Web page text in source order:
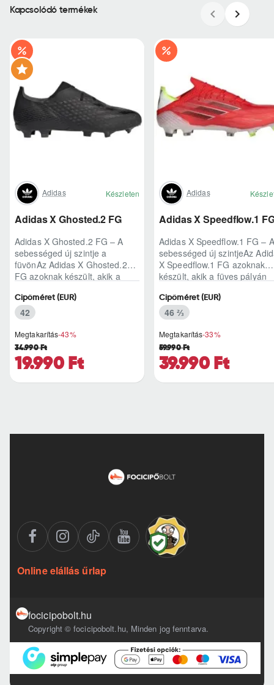
Kapcsolódó termékek
Adidas Készleten
Adidas X Ghosted.2 FG
Adidas X Ghosted.2 FG – A
sebességed új szintje a
füvönAz Adidas X Ghosted.2
FG azoknak készült, akik a
pillanataiban is azonnal r..
Megtakarítás-43%
19.990 Ft
34.990 Ft
Cipőméret (EUR)
42
Adidas
Adidas X Speedflow.1
Adidas X Speedflow.1 FG – A
sebességed új szintjeAz
X Speedflow.1 FG azoknak
készült, akik a füves pályán
ritmust diktál..
Megtakarítás-33%
39.990 Ft
59.990 Ft
Cipőméret (EUR)
46 ⅔
Online elállás űrlap
focicipobolt.hu
Copyright © focicipobolt.hu, Minden jog fenntarva.